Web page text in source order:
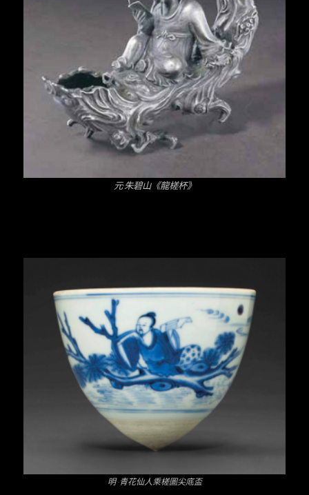
元·朱碧山《龍槎杯》
明 ·青花仙人乘槎圖尖底盃